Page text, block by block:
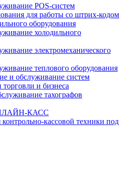
POS-систем
для работы со штрих-кодом
оборудования
холодильного
электромеханического
теплового оборудования
и обслуживание систем
торговли и бизнеса
тахографов
КАСС
кассовой техники под